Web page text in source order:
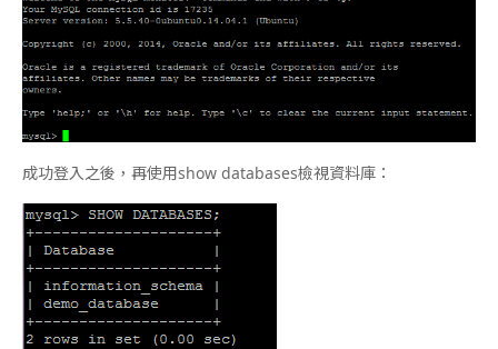
成功登入之後，再使用show databases檢視資料庫：